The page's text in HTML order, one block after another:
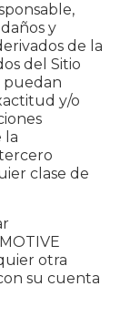
y
de la
del Sitio
puedan
y/o
la
clase de
otra
su cuenta